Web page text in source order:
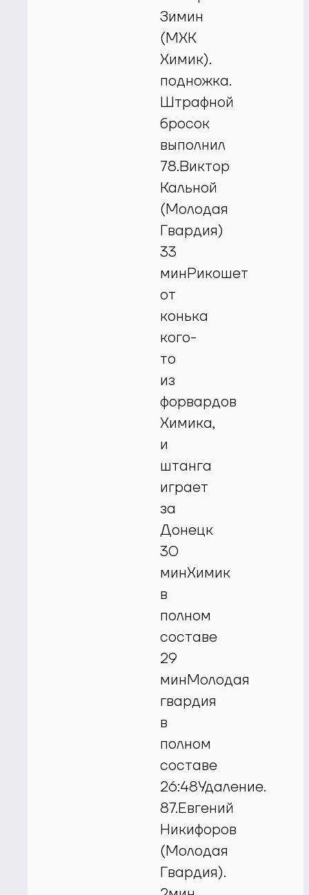
Зимин
(МХК
Химик).
подножка.
Штрафной
бросок
выполнил
78.Виктор
Кальной
(Молодая
Гвардия)
33
минРикошет
от
конька
кого-
то
из
форвардов
Химика,
и
штанга
играет
за
Донецк
30
минХимик
в
полном
составе
29
минМолодая
гвардия
в
полном
составе
26:48Удаление.
87.Евгений
Никифоров
(Молодая
Гвардия).